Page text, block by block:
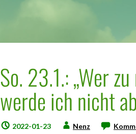
So. 23.1.: „Wer
werde ich nicht
2022-01-23 Nenz